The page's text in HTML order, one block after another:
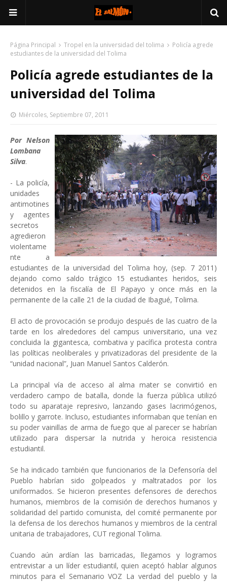
Página Principal Tropel en la universidad del tolima
Policía agrede
estudiantes de la universidad del Tolima
Policía agrede estudiantes de la
universidad del Tolima
Miércoles, Septiembre 07, 2011
Por Nelson
Lombana
Silva.
- La policía,
unidades
antimotines
y agentes
secretos
agredieron
violentame
nte a
estudiantes de la universidad del Tolima hoy, (sep. 7 2011)
dejando como saldo trágico 15 estudiantes heridos, seis
detenidos en la fiscalía de El Papayo y once más en la
permanente de la calle 21 de la ciudad de Ibagué, Tolima.
El acto de provocación se produjo después de las cuatro de la
tarde en los alrededores del campus universitario, una vez
concluida la gigantesca, combativa y pacífica protesta contra
las políticas neoliberales y privatizadoras del presidente de la
“unidad nacional”, Juan Manuel Santos Calderón.
La principal vía de acceso al alma mater se convirtió en
verdadero campo de batalla, donde la fuerza pública utilizó
todo su aparataje represivo, lanzando gases lacrimógenos,
bolillo y garrote. Incluso, estudiantes informaban que tenían en
su poder vainillas de arma de fuego que al parecer se habrían
utilizado para dispersar la nutrida y heroica resistencia
estudiantil.
Se ha indicado también que funcionarios de la Defensoría del
Pueblo habrían sido golpeados y maltratados por los
uniformados. Se hicieron presentes defensores de derechos
humanos, miembros de la comisión de derechos humanos y
solidaridad del partido comunista, del comité permanente por
la defensa de los derechos humanos y miembros de la central
unitaria de trabajadores, CUT regional Tolima.
Cuando aún ardían las barricadas, llegamos y logramos
entrevistar a un líder estudiantil, quien aceptó hablar algunos
minutos para el Semanario VOZ La verdad del pueblo y la